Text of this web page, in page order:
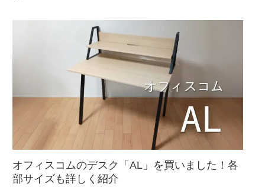
オフィスコムのデスク「AL」を買いました！各
部サイズも詳しく紹介